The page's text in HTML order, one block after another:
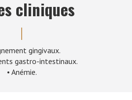
cliniques
gingivaux.
gastro-intestinaux.
• Anémie.